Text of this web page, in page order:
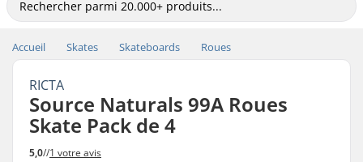
Accueil Skates Skateboards Roues
RICTA
Source Naturals 99A Roues
Skate Pack de 4
5,0//1 votre avis